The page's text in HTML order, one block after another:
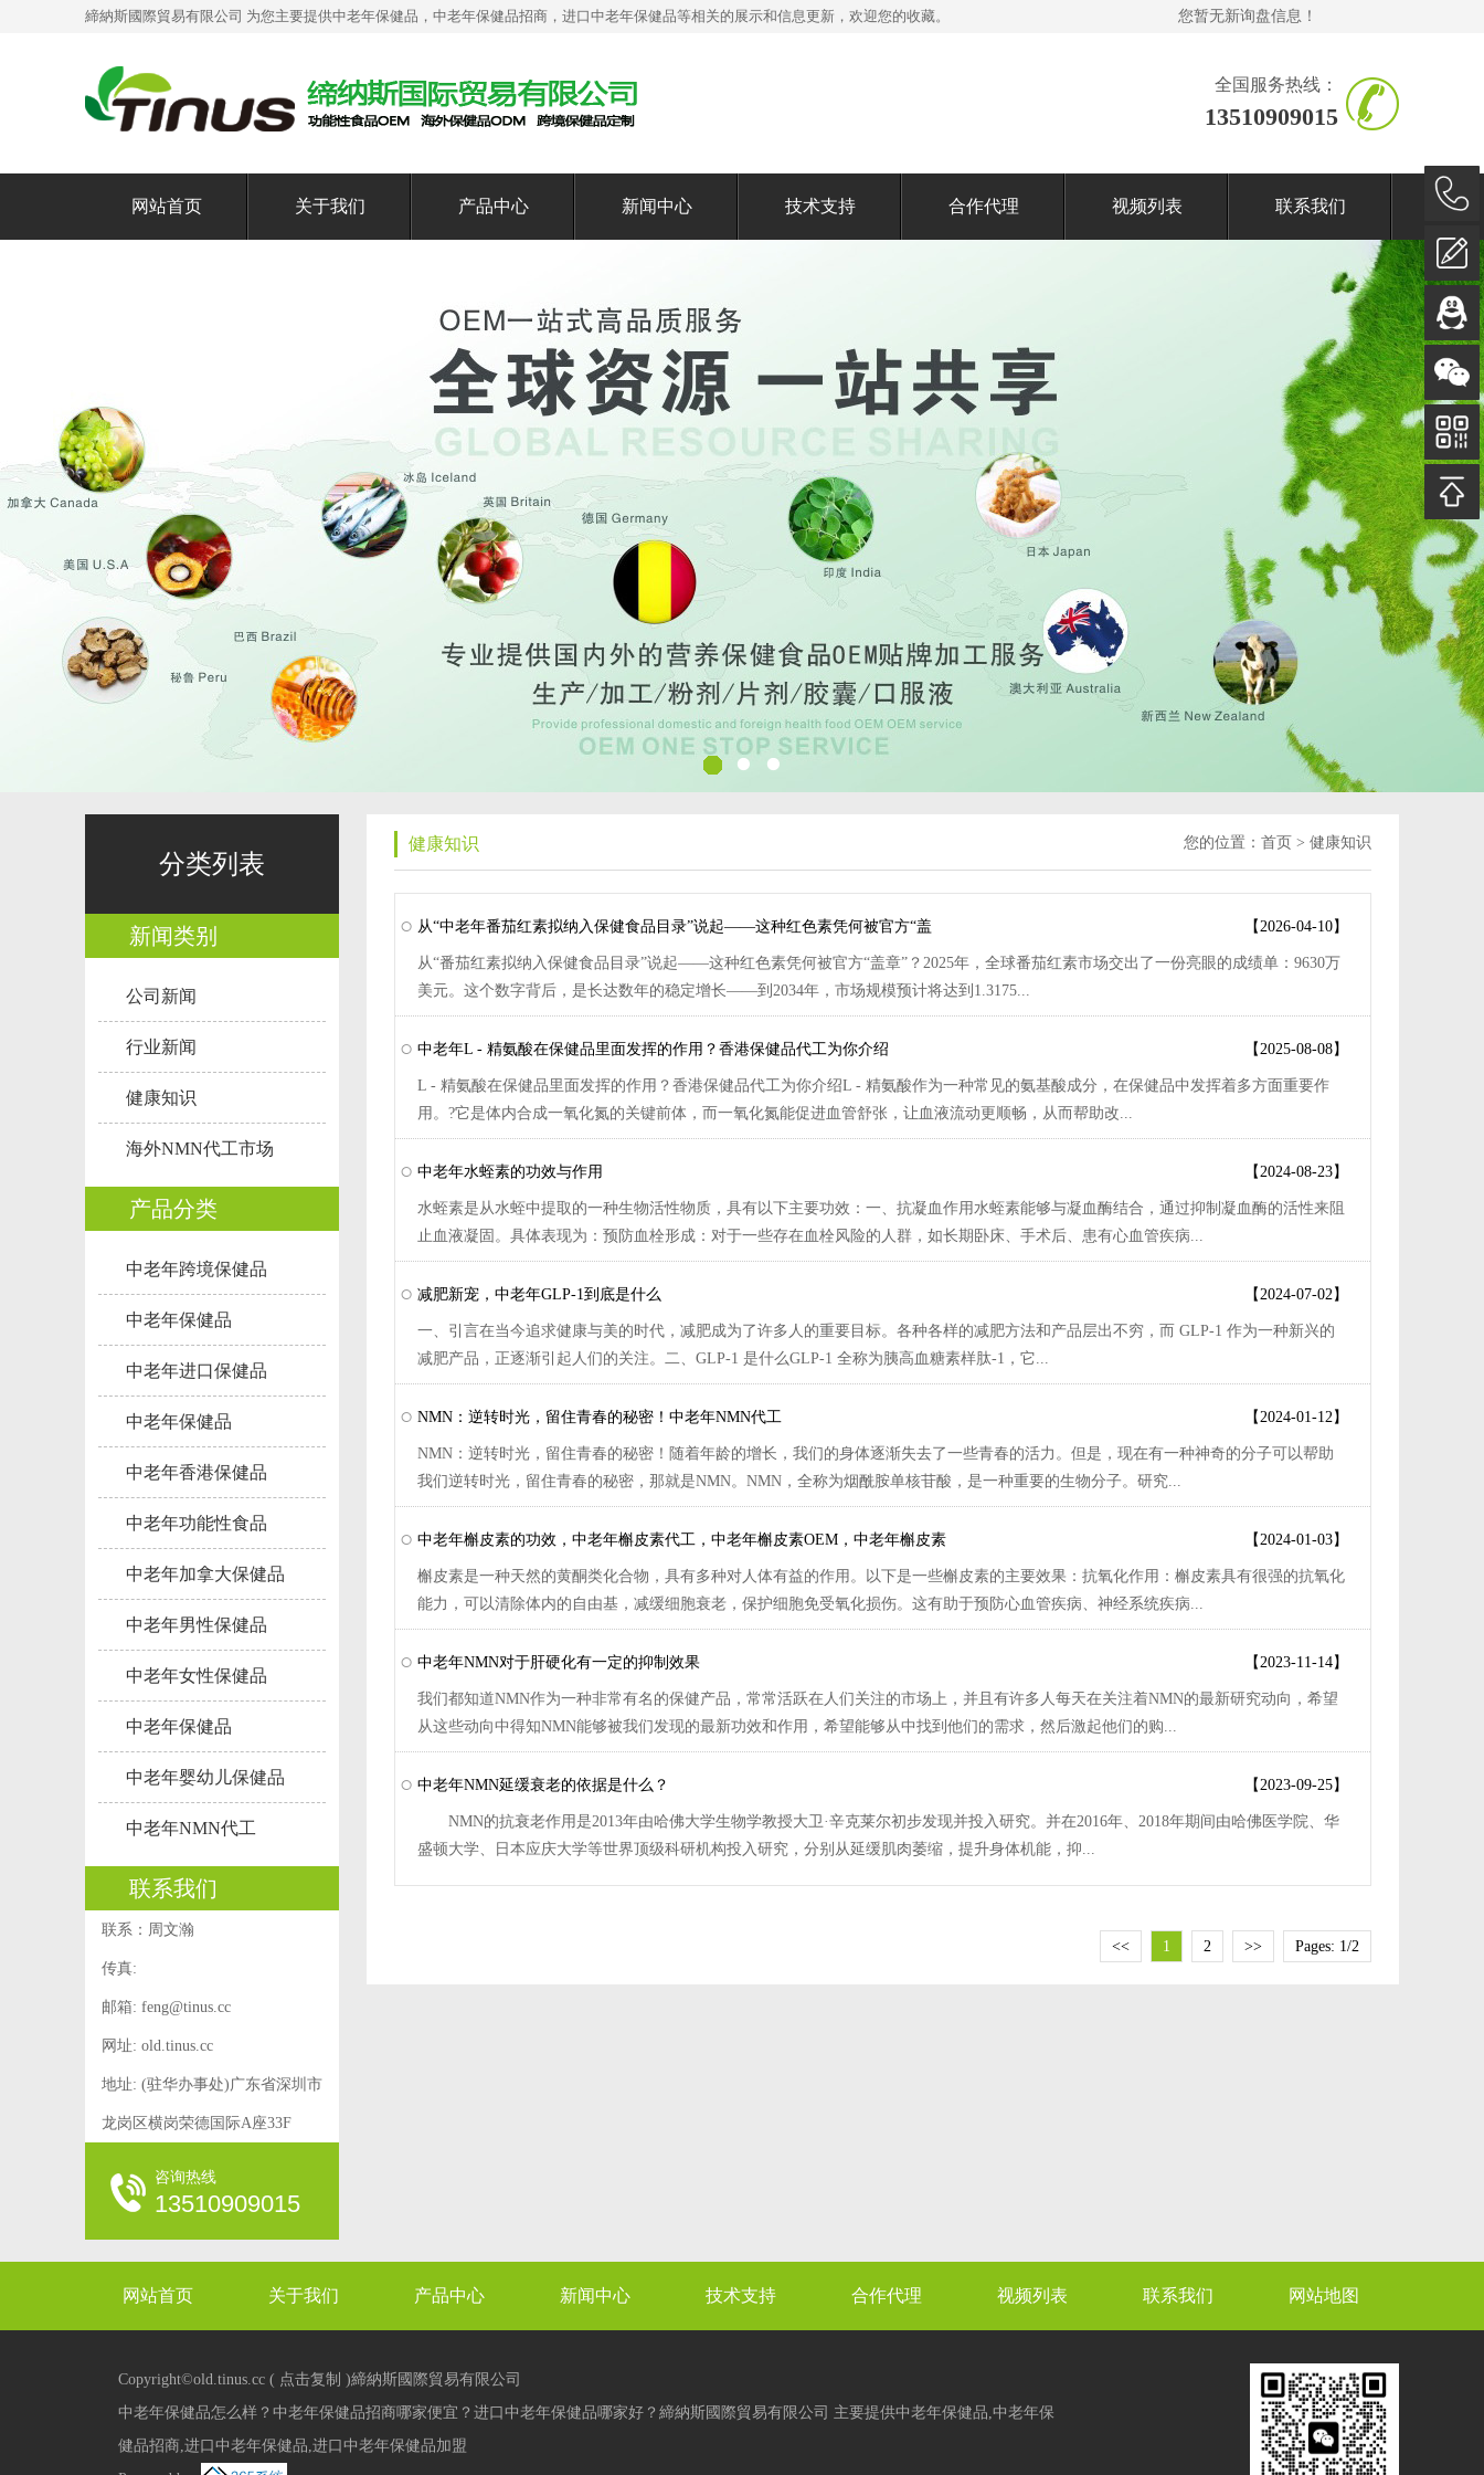
締納斯國際貿易有限公司 为您主要提供中老年保健品 ，中老年保健品招商，进口中老年保健品等相关的展示和信息更新，欢迎您的收藏。 您暂无新询盘信息！
全国服务热线：
13510909015
网站首页 关于我们 产品中心 新闻中心 技术支持 合作代理 视频列表 联系我们
分类列表
新闻类别
公司新闻
行业新闻
健康知识
海外NMN代工市场
产品分类
中老年跨境保健品
中老年保健品
中老年进口保健品
中老年保健品
中老年香港保健品
中老年功能性食品
中老年加拿大保健品
中老年男性保健品
中老年女性保健品
中老年保健品
中老年婴幼儿保健品
中老年NMN代工
联系我们
联系：周文瀚
传真:
邮箱: feng@tinus.cc
网址: old.tinus.cc
地址: (驻华办事处)广东省深圳市
龙岗区横岗荣德国际A座33F
咨询热线
13510909015
健康知识 您的位置： 首页 > 健康知识
从“中老年番茄红素拟纳入保健食品目录”说起——这种红色素凭何被官方“盖 【2026-04-10】
从“番茄红素拟纳入保健食品目录”说起——这种红色素凭何被官方“盖章”？2025年，全球番茄红素市场交出了一份亮眼的成绩单：9630万
美元。这个数字背后，是长达数年的稳定增长——到2034年，市场规模预计将达到1.3175...
中老年L - 精氨酸在保健品里面发挥的作用？香港保健品代工为你介绍 【2025-08-08】
L - 精氨酸在保健品里面发挥的作用？香港保健品代工为你介绍L - 精氨酸作为一种常见的氨基酸成分，在保健品中发挥着多方面重要作
用。?它是体内合成一氧化氮的关键前体，而一氧化氮能促进血管舒张，让血液流动更顺畅，从而帮助改...
中老年水蛭素的功效与作用 【2024-08-23】
水蛭素是从水蛭中提取的一种生物活性物质，具有以下主要功效：一、抗凝血作用水蛭素能够与凝血酶结合，通过抑制凝血酶的活性来阻
止血液凝固。具体表现为：预防血栓形成：对于一些存在血栓风险的人群，如长期卧床、手术后、患有心血管疾病...
减肥新宠，中老年GLP-1到底是什么 【2024-07-02】
一、引言在当今追求健康与美的时代，减肥成为了许多人的重要目标。各种各样的减肥方法和产品层出不穷，而 GLP-1 作为一种新兴的
减肥产品，正逐渐引起人们的关注。二、GLP-1 是什么GLP-1 全称为胰高血糖素样肽-1，它...
NMN：逆转时光，留住青春的秘密！中老年NMN代工 【2024-01-12】
NMN：逆转时光，留住青春的秘密！随着年龄的增长，我们的身体逐渐失去了一些青春的活力。但是，现在有一种神奇的分子可以帮助
我们逆转时光，留住青春的秘密，那就是NMN。NMN，全称为烟酰胺单核苷酸，是一种重要的生物分子。研究...
中老年槲皮素的功效，中老年槲皮素代工，中老年槲皮素OEM，中老年槲皮素 【2024-01-03】
槲皮素是一种天然的黄酮类化合物，具有多种对人体有益的作用。以下是一些槲皮素的主要效果：抗氧化作用：槲皮素具有很强的抗氧化
能力，可以清除体内的自由基，减缓细胞衰老，保护细胞免受氧化损伤。这有助于预防心血管疾病、神经系统疾病...
中老年NMN对于肝硬化有一定的抑制效果 【2023-11-14】
我们都知道NMN作为一种非常有名的保健产品，常常活跃在人们关注的市场上，并且有许多人每天在关注着NMN的最新研究动向，希望
从这些动向中得知NMN能够被我们发现的最新功效和作用，希望能够从中找到他们的需求，然后激起他们的购...
中老年NMN延缓衰老的依据是什么？ 【2023-09-25】
NMN的抗衰老作用是2013年由哈佛大学生物学教授大卫·辛克莱尔初步发现并投入研究。并在2016年、2018年期间由哈佛医学院、华
盛顿大学、日本应庆大学等世界顶级科研机构投入研究，分别从延缓肌肉萎缩，提升身体机能，抑...
<< 1 2 >> Pages: 1/2
网站首页 关于我们 产品中心 新闻中心 技术支持 合作代理 视频列表 联系我们 网站地图
Copyright©old.tinus.cc ( 点击复制 )締納斯國際貿易有限公司
中老年保健品怎么样？中老年保健品招商哪家便宜？进口中老年保健品哪家好？締納斯國際貿易有限公司 主要提供中老年保健品,中老年保
健品招商,进口中老年保健品,进口中老年保健品加盟